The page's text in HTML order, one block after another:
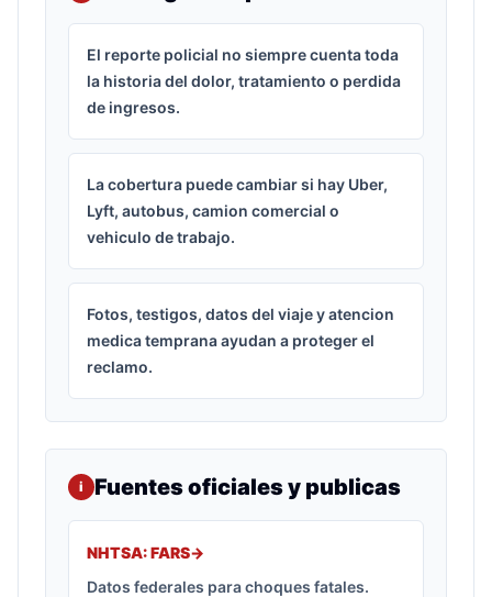
El reporte policial no siempre cuenta toda
la historia del dolor, tratamiento o perdida
de ingresos.
La cobertura puede cambiar si hay Uber,
Lyft, autobus, camion comercial o
vehiculo de trabajo.
Fotos, testigos, datos del viaje y atencion
medica temprana ayudan a proteger el
reclamo.
i Fuentes oficiales y publicas
NHTSA: FARS->
Datos federales para choques fatales.